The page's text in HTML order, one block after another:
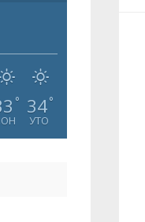
° 34°
УТО